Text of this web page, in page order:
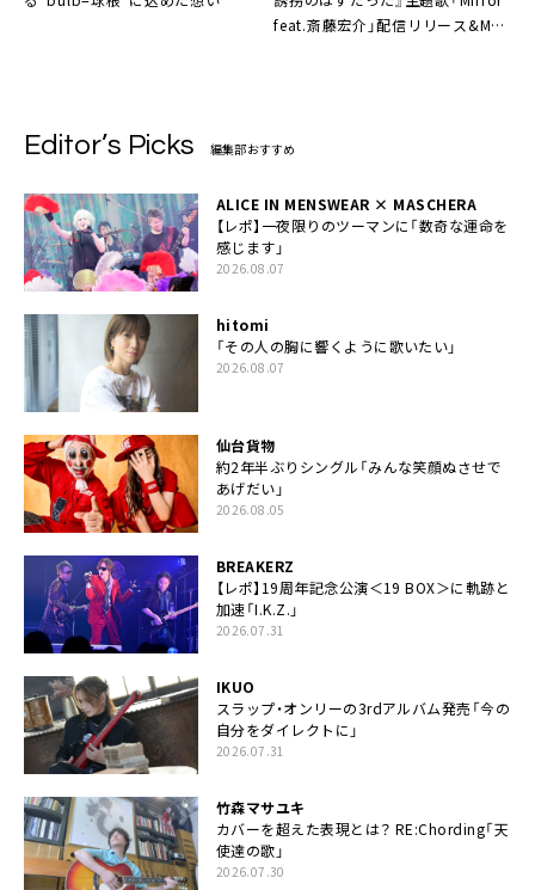
feat.斎藤宏介」配信リリース&MV
Editor’s Picks 編集部おすすめ
ALICE IN MENSWEAR × MASCHERA
【レポ】一夜限りのツーマンに「数奇な運命を
感じます」
2026.08.07
hitomi
「その人の胸に響くように歌いたい」
2026.08.07
仙台貨物
約2年半ぶりシングル「みんな笑顔ぬさせで
あげだい」
2026.08.05
BREAKERZ
【レポ】19周年記念公演＜19 BOX＞に軌跡と
加速「I.K.Z.」
2026.07.31
IKUO
スラップ・オンリーの3rdアルバム発売「今の
自分をダイレクトに」
2026.07.31
竹森マサユキ
カバーを超えた表現とは？ RE:Chording「天
使達の歌」
2026.07.30